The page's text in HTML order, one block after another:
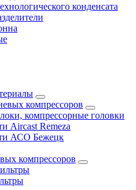
конденсата
компрессоров
компрессорные головки
Aircast Remeza
АСО Бежецк
компрессоров